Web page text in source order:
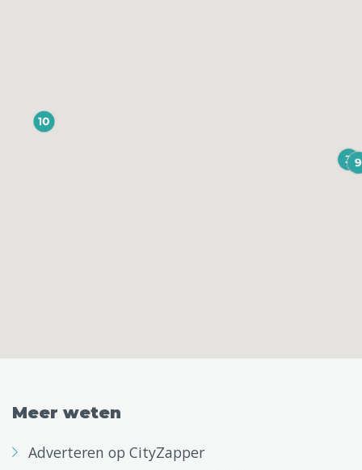
Meer weten
Adverteren op CityZapper